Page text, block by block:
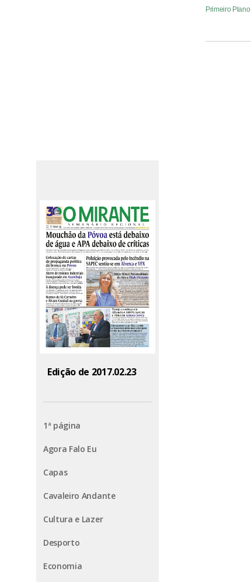
Edição de 2017.02.23
1ª página
Agora Falo Eu
Capas
Cavaleiro Andante
Cultura e Lazer
Desporto
Economia
Primeiro Plano